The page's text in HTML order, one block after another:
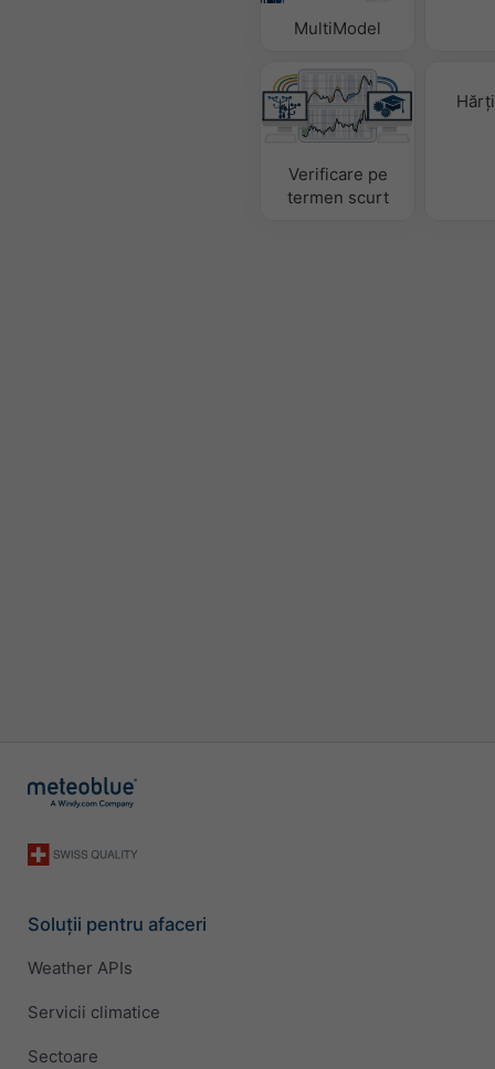
MultiModel
Verificare pe
termen scurt
Soluții pentru afaceri
Weather APIs
Servicii climatice
Sectoare